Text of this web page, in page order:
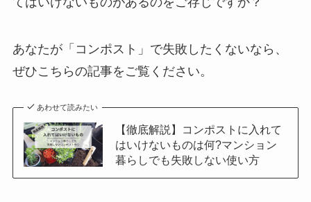
あなたが「コンポスト」で失敗したくないなら、
ぜひこちらの記事をご覧ください。
あわせて読みたい
【徹底解説】コンポストに入れて
はいけないものは何?マンション
暮らしでも失敗しない使い方